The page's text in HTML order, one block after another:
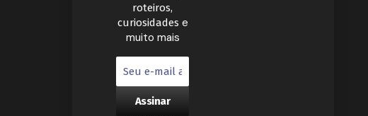
roteiros,
curiosidades e
muito mais